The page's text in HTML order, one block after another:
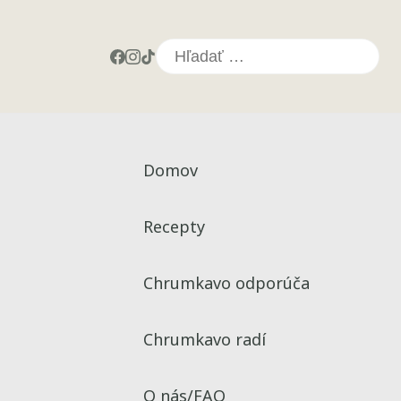
Hľadať:
Domov
Recepty
Chrumkavo odporúča
Chrumkavo radí
O nás/FAQ